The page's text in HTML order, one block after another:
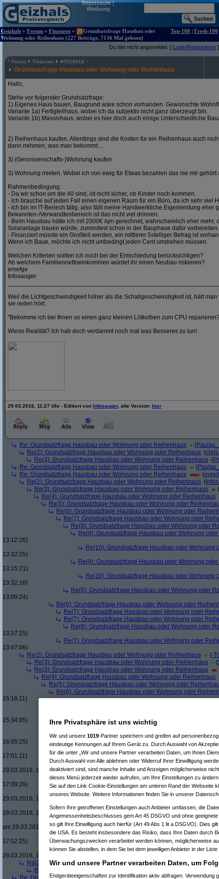
Impressum|
Werbung
Geizhals » Forum » Finanzen »
Grundsatzfrage Hausbau oder
Wohnung oder Reihenhaus (227 Beiträge, 7136 Mal gelesen)
Top-100 | Fresh-100
Du bist nicht angemeldet. [ Login/Registrieren ]
^ Forum Finanzen #7616819
Grundsatzfrage Hausbau oder Wohnung oder Reihenhaus
Hallo,
Stehe vor folgender Grundsatzfrage:
1) Eigenes Haus bauen, Baugrund wäre schon vorhanden. Gewünschte
Variante 1a) Fertigteilhaus, wobei ich da subjektiv nicht ganz überzeugt bin.
Variante 1b) Massivhaus, wobei es hier doch auch einige Unterschiedliche
2) Reihenhaus kaufen. Allerdings sind die Kosten für ein Reihenhaus auch
dann nehmen, was man bekommt....
3) (Genossenschafts-)Wohnung kaufen
3) Wohnung mieten. Wobei ich von ewig für Etwas bezahlen das nie mir
Rahmenbedingung:
- Da wir schon um die 40 sind, ist nicht sicher, ob Kinder noch kommen.
- Ich brauche auf jeden Fall einen eigenen Raum für ein Büro, da ich sehr viel
- Ich bin im IT-Beriech tätig, also fällt meine Handwerkliche Eigenleistung eher
Bekannten-/Verwandtenbereich ist das nicht viel drinnen.
- Beim Hausbau hätte ich mit 2000€ /qm gerechnet, wahrscheinlich eher mehr,
Solaranlage bauen würde, zumindest schon in der Bauphase dafür vorbereiten.
- Finanziert müsste ein Großteil werden, ein mittlerer 5stelliger Betrag ist
Wenn ich Baue, möchte ich nicht umbedingt jeden Cent umdrehen müssen.
Welchen Kriterien sollten ich noch bei der Entschiedung berücksichtigen?
Ab welchem Familiennettoeinkommen würdet ihr einen Neubau riskieren?
emefge
Infosauger
Weil die Lichtgeschwindigkeit höher als die Schallgeschwindigkeit ist, hält
sie reden hört.
"Bekomme ich bei Ihnen so einen ganz kleinen Lötkolben zum CPU
Wieso Realität? Ich hab doch verdammt noch mal was Besseres zu tun!
29.03.2016, 11:27 Uhr - Editiert von Infosauger, alte Version: hier
Re: Grundsatzfrage Hausbau oder Wohnung oder Reihenhaus (
Re(2): Grundsatzfrage Hausbau oder Wohnung oder Reihenhaus (
Re(3): Grundsatzfrage Hausbau oder Wohnung oder Reihenhaus (
Re: Grundsatzfrage Hausbau oder Wohnung oder Reihenhaus
(
Re: Grundsatzfrage Hausbau oder Wohnung oder Reihenhaus
(
Re(2): Grundsatzfrage Hausbau oder Wohnung oder Reihenhaus (
Re(3): Grundsatzfrage Hausbau oder Wohnung oder Reihenhaus
(
Re(4): Grundsatzfrage Hausbau oder Wohnung oder Reihenhaus
Re(5): Grundsatzfrage Hausbau oder Wohnung oder
Re(6): Grundsatzfrage Hausbau oder Wohnung oder
Re(7): Grundsatzfrage Hausbau oder Wohnung oder
Re(8): Grundsatzfrage Hausbau oder Wohnung oder
Re(9): Grundsatzfrage Hausbau oder Wohnung
13:12:26)
Re(10): Grundsatzfrage Hausbau oder Wohnung
13:32:25)
Re(9): Grundsatzfrage Hausbau oder Wohnung
13:15:21)
Re(10): Grundsatzfrage Hausbau oder Wohnung
13:32:16)
Re(8): Grundsatzfrage Hausbau oder Wohnung oder
13:09:24)
Re(6): Grundsatzfrage Hausbau oder Wohnung oder
Re(7): Grundsatzfrage Hausbau oder Wohnung oder
Re(7): Grundsatzfrage Hausbau oder Wohnung oder
Re(8): Grundsatzfrage Hausbau oder Wohnung oder
13:37:25)
Re(7): Grundsatzfrage Hausbau oder Wohnung oder
13:47:06)
Re(2): Grundsatzfrage Hausbau oder Wohnung oder Reihenhaus
(-
Re(3): Grundsatzfrage Hausbau oder Wohnung oder Reihenhaus
(
Re(3): Grundsatzfrage Hausbau oder Wohnung oder Reihenhaus
Re(4): Grundsatzfrage Hausbau oder Wohnung oder Reihenhaus
Re(5): Grundsatzfrage Hausbau oder Wohnung oder
Re(6): Grundsatzfrage Hausbau oder Wohnung oder
15:18:11)
15:34:05)
Re(7): Grundsatzfrage Hausbau oder Wohnung oder
Re(8): Grundsatzfrage Hausbau oder Wohnung oder
16:05:25)
Re(9): Grundsatzfrage Hausbau oder Wohnung
17:01:11)
Re(10): Grundsatzfrage Hausbau oder Wohnung
29.03.2016, 17:07:01)
Re(11): Grundsatzfrage Hausbau oder
17:09:29)
Re(12): Grundsatzfrage Hausbau oder
29.03.2016, 17:17:34)
Re(13): Grundsatzfrage Hausbau oder
29.03.2016, 17:25:06)
Re(14): Grundsatzfrage Hausbau
am 29.03.2016, 21:27:59)
Re(9): Grundsatzfrage Hausbau oder Wohnung
17:02:25)
Re(10): Grundsatzfrage Hausbau oder Wohnung
29.03.2016, 17:05:07)
Re(2): Grundsatzfrage Hausbau oder Wohnung oder Reihenhaus(zytec
Re(3): Grundsatzfrage Hausbau oder Wohnung oder Reihenhaus
Re: Grundsatzfrage Hausbau oder Wohnung oder Reihenhaus
(Lazy
Ihre Privatsphäre ist uns wichtig
Wir und unsere 1019-Partner speichern und greifen auf
eindeutige Kennungen auf Ihrem Gerät zu. Durch Auswahl von
für die unter „Wir und unsere Partner verarbeiten Daten, um Ihnen
Durch Auswahl von Alle ablehnen oder Widerruf Ihrer Einwilligung
deaktiviert sind, sind manche Inhalte und Anzeigen möglicherweise
dieses Menü jederzeit wieder aufrufen, um Ihre Einstellungen zu
Sie auf den Link Cookie-Einstellungen am unteren Rand der Webseite
unseres Website. Weitere Informationen finden Sie in unserer
Sofern Ihre getroffenen Einstellungen auch Anbieter umfassen, die
Angemessenheitsbeschlusses gem Art 45 DSGVO und ohne
so gilt Ihre Einwilligung auch hierfür (Art 49 Abs 1 lit a DSGVO). Dies
die USA. Es besteht insbesondere das Risiko, dass Ihre Daten durch
Überwachungszwecken verarbeitet werden können, möglicherweise
können Sie abstellen, in dem Sie bei dem jeweiligen Anbieter in der
Wir und unsere Partner verarbeiten Daten, um
Endgeräteeigenschaften zur Identifikation aktiv abfragen. Verwendung